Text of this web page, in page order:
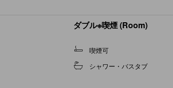
ダブル※喫煙 (Room)
喫煙可
シャワー・バスタブ